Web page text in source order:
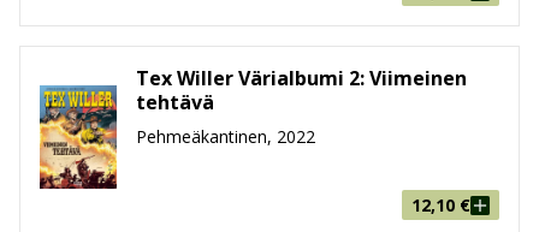
Tex Willer Värialbumi 2: Viimeinen
tehtävä
Pehmeäkantinen, 2022
12,10 €